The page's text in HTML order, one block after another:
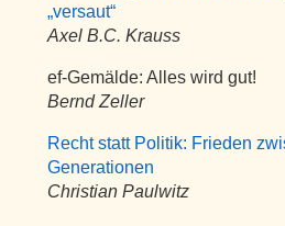
„versaut“
Axel B.C. Krauss
ef-Gemälde: Alles wird gut!
Bernd Zeller
Recht statt Politik: Frieden
Generationen
Christian Paulwitz